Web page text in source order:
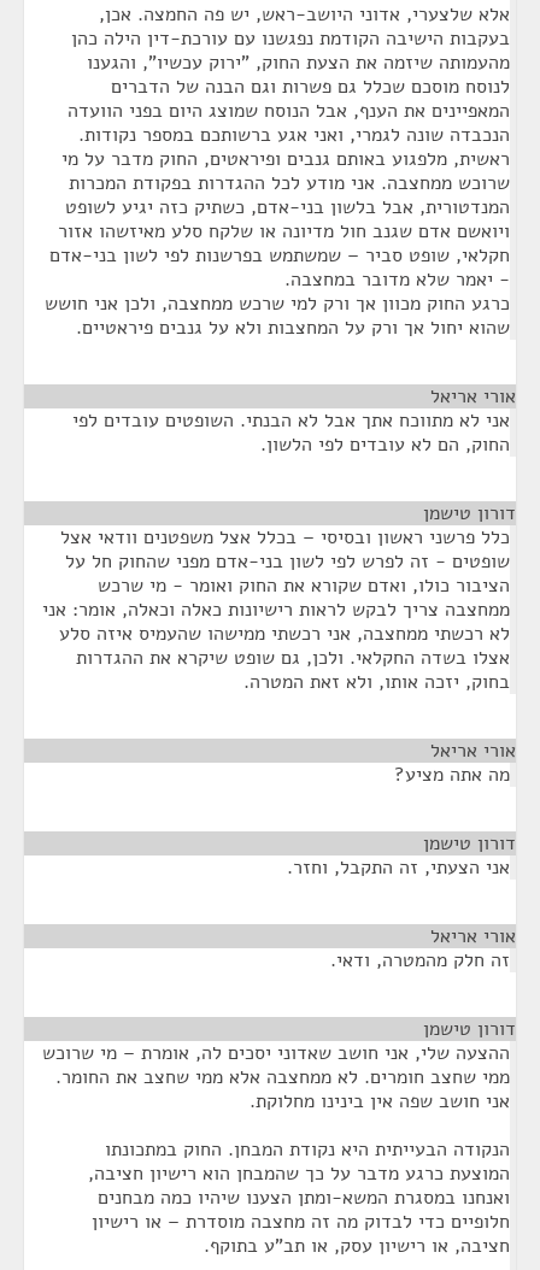
אלא שלצערי, אדוני היושב-ראש, יש פה החמצה. אכן,
בעקבות הישיבה הקודמת נפגשנו עם עורכת-דין הילה כהן
מהעמותה שיזמה את הצעת החוק, "ירוק עכשיו", והגענו
לנוסח מוסכם שכלל גם פשרות וגם הבנה של הדברים
המאפיינים את הענף, אבל הנוסח שמוצג היום בפני הוועדה
הנכבדה שונה לגמרי, ואני אגע ברשותכם במספר נקודות.
ראשית, מלפגוע באותם גנבים ופיראטים, החוק מדבר על מי
שרוכש ממחצבה. אני מודע לכל ההגדרות בפקודת המכרות
המנדטורית, אבל בלשון בני-אדם, כשתיק כזה יגיע לשופט
ויואשם אדם שגנב חול מדיונה או שלקח סלע מאיזשהו אזור
חקלאי, שופט סביר – שמשתמש בפרשנות לפי לשון בני-אדם
- יאמר שלא מדובר במחצבה.
כרגע החוק מכוון אך ורק למי שרכש ממחצבה, ולכן אני חושש
שהוא יחול אך ורק על המחצבות ולא על גנבים פיראטיים.
אורי אריאל
אני לא מתווכח אתך אבל לא הבנתי. השופטים עובדים לפי
החוק, הם לא עובדים לפי הלשון.
דורון טישמן
כלל פרשני ראשון ובסיסי – בכלל אצל משפטנים וודאי אצל
שופטים - זה לפרש לפי לשון בני-אדם מפני שהחוק חל על
הציבור כולו, ואדם שקורא את החוק ואומר - מי שרכש
ממחצבה צריך לבקש לראות רישיונות כאלה וכאלה, אומר: אני
לא רכשתי ממחצבה, אני רכשתי ממישהו שהעמיס איזה סלע
אצלו בשדה החקלאי. ולכן, גם שופט שיקרא את ההגדרות
בחוק, יזכה אותו, ולא זאת המטרה.
אורי אריאל
מה אתה מציע?
דורון טישמן
אני הצעתי, זה התקבל, וחזר.
אורי אריאל
זה חלק מהמטרה, ודאי.
דורון טישמן
ההצעה שלי, אני חושב שאדוני יסכים לה, אומרת – מי שרוכש
ממי שחצב חומרים. לא ממחצבה אלא ממי שחצב את החומר.
אני חושב שפה אין בינינו מחלוקת.
הנקודה הבעייתית היא נקודת המבחן. החוק במתכונתו
המוצעת כרגע מדבר על כך שהמבחן הוא רישיון חציבה,
ואנחנו במסגרת המשא-ומתן הצענו שיהיו כמה מבחנים
חלופיים כדי לבדוק מה זה מחצבה מוסדרת – או רישיון
חציבה, או רישיון עסק, או תב"ע בתוקף.